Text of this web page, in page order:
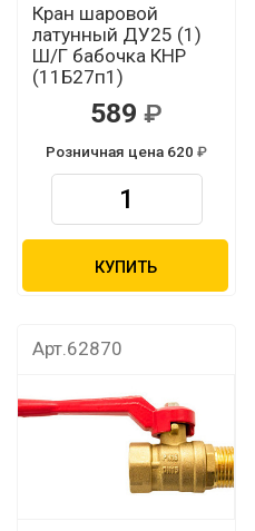
Кран шаровой
латунный ДУ25 (1)
Ш/Г бабочка КНР
(11Б27п1)
589
Розничная цена 620
КУПИТЬ
Арт.62870